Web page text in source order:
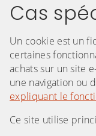
Cas
Un cookie est un
certaines
achats sur un site
une navigation ou
expliquant le
Ce site utilise